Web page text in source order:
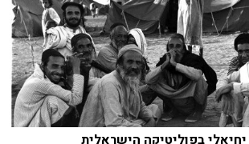
בפוליטיקה הישראלית